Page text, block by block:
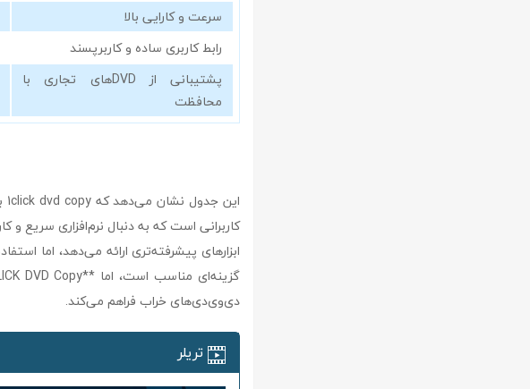
سرعت و کارایی بالا
رابط کاربری ساده و کاربرپسند
پشتیبانی از DVDهای تجاری با
محافظت
دی‌وی‌دی‌های خراب فراهم می‌کند.
تریلر